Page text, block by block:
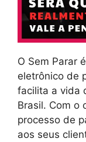
O Sem Parar
eletrônico de
facilita a vida
Brasil. Com o
processo de
aos seus